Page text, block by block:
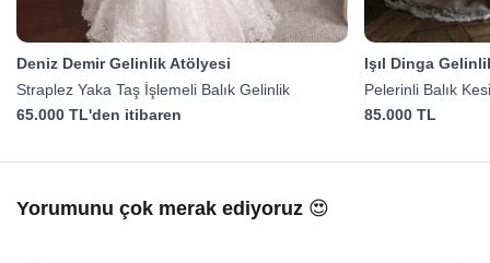
Deniz Demir Gelinlik Atölyesi
Straplez Yaka Taş İşlemeli Balık Gelinlik
65.000 TL'den itibaren
Işıl Dinga
Pelerinli Balık
85.000 TL
Yorumunu çok merak ediyoruz 😍